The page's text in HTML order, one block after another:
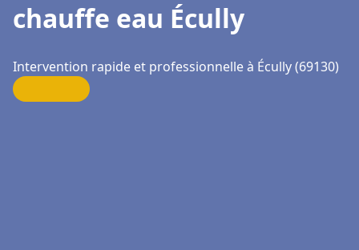
chauffe eau Écully
Intervention rapide et professionnelle à Écully (69130)